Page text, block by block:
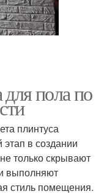
пола по
плинтуса
в создании
только скрывают
выполняют
стиль помещения.